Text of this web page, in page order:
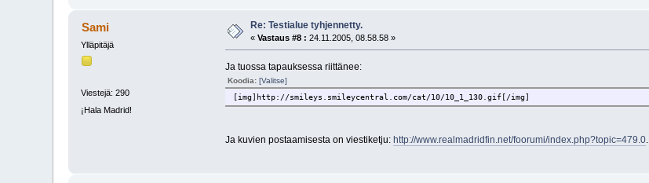
Sami
Ylläpitäjä
Viestejä: 290
¡Hala Madrid!
Re: Testialue tyhjennetty.
«Vastaus #8 : 24.11.2005, 08.58.58 »
Ja tuossa tapauksessa riittänee:
Koodia: [Valitse]
[img]http://smileys.smileycentral.com/cat/10/10_1_130.gif[/img]
Ja kuvien postaamisesta on viestiketju: http://www.realmadridfin.net/foorumi/index.php?topic=479.0.